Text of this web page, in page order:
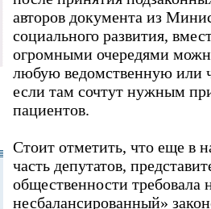
авторов документа из
социального развития,
огромными очередями
любую ведомственную или
если там сочтут нужным
пациентов.
Стоит отметить, что еще в
часть депутатов,
общественности требовала
несбалансированный»